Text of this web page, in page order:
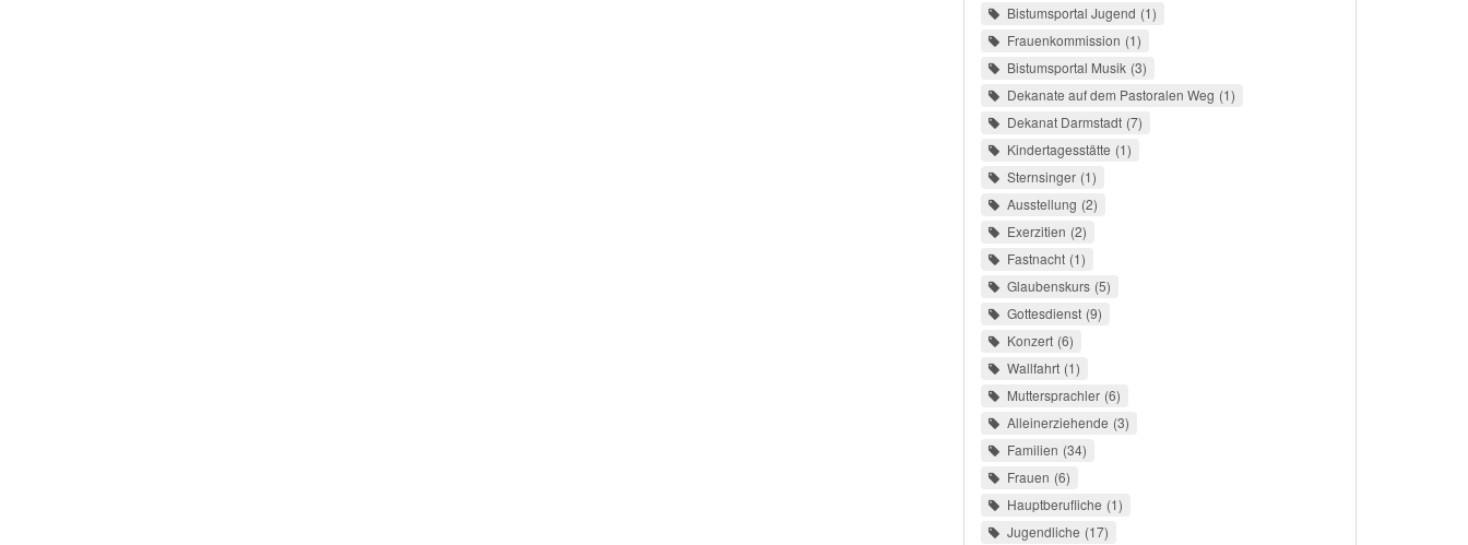
Bistumsportal Jugend 1
Frauenkommission 1
Bistumsportal Musik 3
Dekanate auf dem Pastoralen Weg 1
Dekanat Darmstadt 7
Kindertagesstätte 1
Sternsinger 1
Ausstellung 2
Exerzitien 2
Fastnacht 1
Glaubenskurs 5
Gottesdienst 9
Konzert 6
Wallfahrt 1
Muttersprachler 6
Alleinerziehende 3
Familien 34
Frauen 6
Hauptberufliche 1
Jugendliche 17